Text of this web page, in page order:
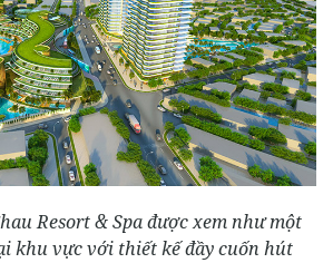
Resort & Spa được xem như một
khu vực với thiết kế đầy cuốn hút